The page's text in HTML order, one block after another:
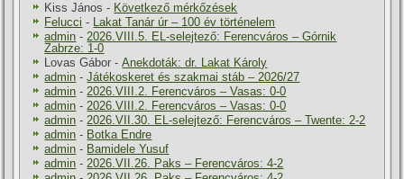
Kiss János - Következő mérkőzések
Felucci - Lakat Tanár úr – 100 év történelem
admin -2026.VIII.5. EL-selejtező: Ferencváros – Górnik
Zabrze: 1-0
Lovas Gábor -Anekdoták: dr. Lakat Károly
admin -Játékoskeret és szakmai stáb – 2026/27
admin -2026.VIII.2. Ferencváros – Vasas: 0-0
admin -2026.VIII.2. Ferencváros – Vasas: 0-0
admin -2026.VII.30. EL-selejtező: Ferencváros – Twente: 2-2
admin - Botka Endre
admin - Bamidele Yusuf
admin -2026.VII.26. Paks – Ferencváros: 4-2